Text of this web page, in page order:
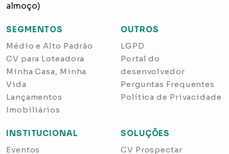
SEGMENTOS
Médio e Alto Padrão
CV para Loteadora
Minha Casa, Minha
Vida
Lançamentos
Imobiliários
OUTROS
LGPD
Portal do
desenvolvedor
Perguntas Frequentes
Política de Privacidade
INSTITUCIONAL
Eventos
SOLUÇÕES
CV Prospectar
almoço)